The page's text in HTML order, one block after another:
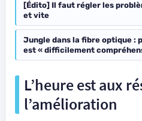
[Édito] Il faut régler les
et vite
Jungle dans la fibre optique :
est « difficilement
L’heure est aux
l’amélioration